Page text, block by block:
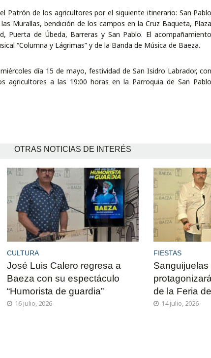
Patrón de los agricultores por el siguiente itinerario: San Pablo
Murallas, bendición de los campos en la Cruz Baqueta, Plaza
Puerta de Úbeda, Barreras y San Pablo. El acompañamiento
“Columna y Lágrimas” y de la Banda de Música de Baeza.
día 15 de mayo, festividad de San Isidro Labrador, con
agricultores a las 19:00 horas en la Parroquia de San Pablo
OTRAS NOTICIAS DE INTERÉS
CULTURA
José Luis Calero regresa a
Baeza con su espectáculo
“Humorista de guardia”
16 julio, 2026
FIESTAS
de la Feria
14 julio, 2026